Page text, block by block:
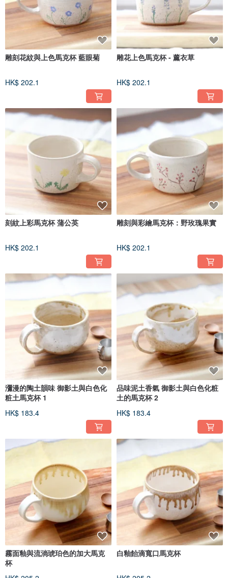
雕刻花紋與上色馬克杯 藍眼菊
HK$ 202.1
雕花上色馬克杯 - 薰衣草
HK$ 202.1
刻紋上彩馬克杯 蒲公英
HK$ 202.1
雕刻與彩繪馬克杯：野玫瑰果實
HK$ 202.1
瀰漫的陶土韻味 御影土與白色化
粧土馬克杯 1
HK$ 183.4
品味泥土香氣 御影土與白色化粧
土的馬克杯 2
HK$ 183.4
霧面釉與流淌琥珀色的加大馬克
杯
白釉飴滴寬口馬克杯